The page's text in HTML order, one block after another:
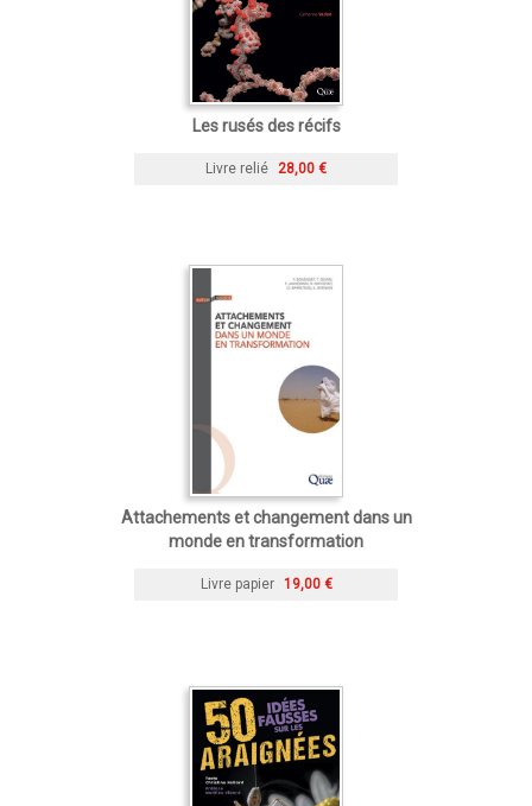
Les rusés des récifs
Livre relié 28,00 €
Attachements et changement dans un
monde en transformation
Livre papier 19,00 €